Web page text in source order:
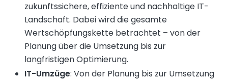
zukunftssichere, effiziente und nachhaltige IT-
Landschaft. Dabei wird die gesamte
Wertschöpfungskette betrachtet – von der
Planung über die Umsetzung bis zur
langfristigen Optimierung.
IT-Umzüge: Von der Planung bis zur Umsetzung